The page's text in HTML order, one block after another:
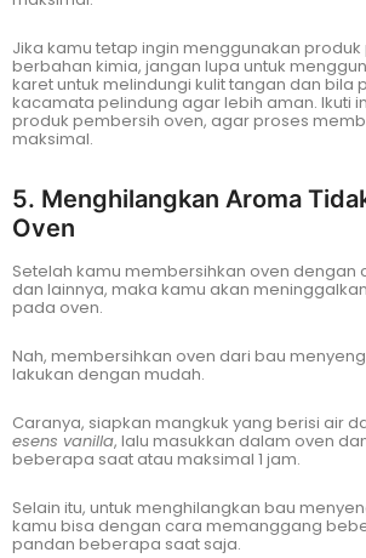
Jika kamu tetap ingin menggunakan
berbahan kimia, jangan lupa untuk
karet untuk melindungi kulit tangan dan bila
kacamata pelindung agar lebih aman. Ikuti
produk pembersih oven, agar proses
maksimal.
5. Menghilangkan Aroma
Oven
Setelah kamu membersihkan oven dengan
dan lainnya, maka kamu akan
pada oven.
Nah, membersihkan oven dari bau
lakukan dengan mudah.
Caranya, siapkan mangkuk yang berisi air
esens vanilla, lalu masukkan dalam oven
beberapa saat atau maksimal 1 jam.
Selain itu, untuk menghilangkan bau
kamu bisa dengan cara memanggang
pandan beberapa saat saja.